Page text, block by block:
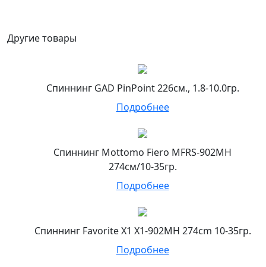
Другие товары
Спиннинг GAD PinPoint 226см., 1.8-10.0гр.
Подробнее
Спиннинг Mottomo Fiero MFRS-902MH
274см/10-35гр.
Подробнее
Спиннинг Favorite X1 X1-902MH 274cm 10-35гр.
Подробнее